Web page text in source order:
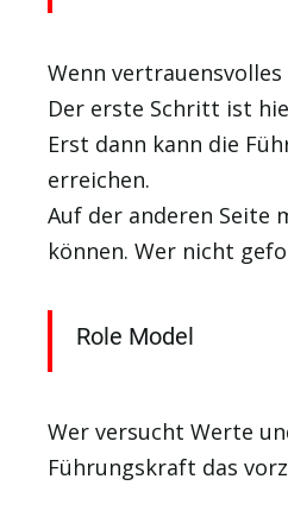
Wenn
Der erste Schritt ist
Erst dann kann die
erreichen.
Auf der anderen Seite
können. Wer nicht
Role Model
Wer versucht Werte
Führungskraft das